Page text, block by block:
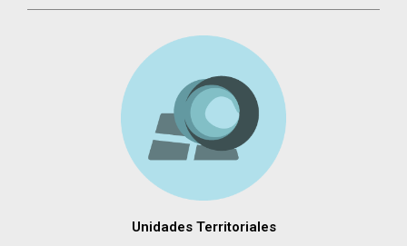
Unidades Territoriales